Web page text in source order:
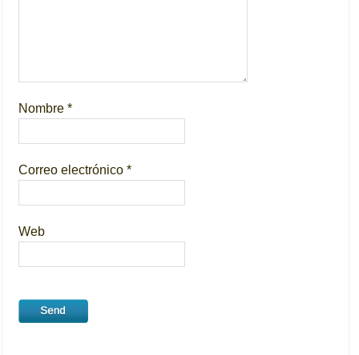
Nombre*
Correo electrónico*
Web